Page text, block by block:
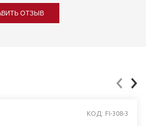
ОТЗЫВ
КОД: FI-308-3